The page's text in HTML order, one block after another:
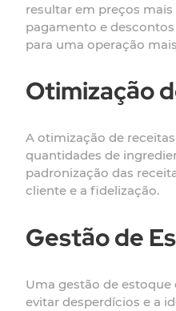
resultar em preços
pagamento e
para uma operação
Otimização
A otimização de
quantidades de
padronização das
cliente e a fidelização.
Gestão de
Uma gestão de
evitar desperdícios e a